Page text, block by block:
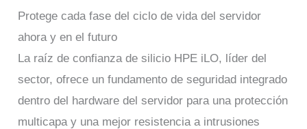
Protege cada fase del ciclo de vida del servidor
ahora y en el futuro
La raíz de confianza de silicio HPE iLO, líder del
sector, ofrece un fundamento de seguridad integrado
dentro del hardware del servidor para una protección
multicapa y una mejor resistencia a intrusiones